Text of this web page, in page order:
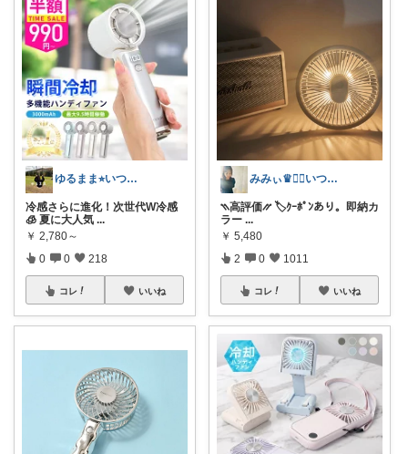
ゆるまま⭐︎いつもありがとうございます✨
冷感さらに進化！次世代W冷感
🧊 夏に大人気 ...
￥ 2,780～
0 0 218
コレ いいね
みみぃ♛👯‍♀️いつもありがとう🎪
⳹高評価⳼ 🏷️ｸｰﾎﾟﾝあり。即納カ
ラー ...
￥ 5,480
2 0 1011
コレ いいね